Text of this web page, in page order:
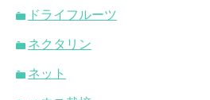
ドライフルーツ
ネクタリン
ネット